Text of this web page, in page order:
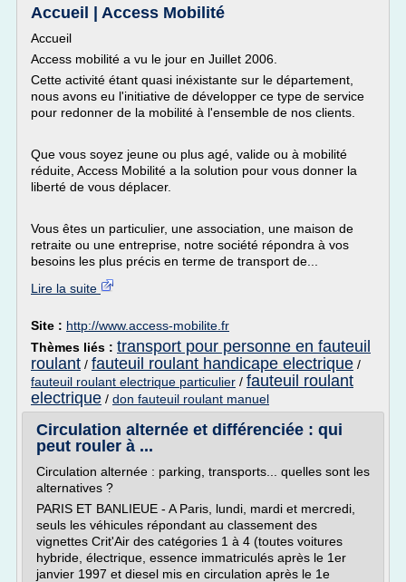
Accueil | Access Mobilité
Accueil
Access mobilité a vu le jour en Juillet 2006.
Cette activité étant quasi inéxistante sur le département,
nous avons eu l'initiative de développer ce type de service
pour redonner de la mobilité à l'ensemble de nos clients.
Que vous soyez jeune ou plus agé, valide ou à mobilité
réduite, Access Mobilité a la solution pour vous donner la
liberté de vous déplacer.
Vous êtes un particulier, une association, une maison de
retraite ou une entreprise, notre société répondra à vos
besoins les plus précis en terme de transport de...
Lire la suite
Site : http://www.access-mobilite.fr
Thèmes liés : transport pour personne en fauteuil
roulant / fauteuil roulant handicape electrique /
fauteuil roulant electrique particulier / fauteuil roulant
electrique / don fauteuil roulant manuel
Circulation alternée et différenciée : qui
peut rouler à ...
Circulation alternée : parking, transports... quelles sont les
alternatives ?
PARIS ET BANLIEUE - A Paris, lundi, mardi et mercredi,
seuls les véhicules répondant au classement des
vignettes Crit'Air des catégories 1 à 4 (toutes voitures
hybride, électrique, essence immatriculés après le 1er
janvier 1997 et diesel mis en circulation après le 1e